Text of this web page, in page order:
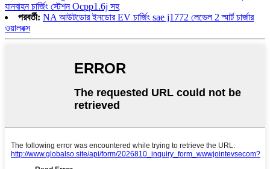
যানবাহন চার্জিং স্টেশন Ocpp1.6j সহ
পরবর্তী: NA আউটডোর ইনডোর EV চার্জিং sae j1772 লেভেল 2 স্মার্ট চার্জার
ওয়ালবক্স